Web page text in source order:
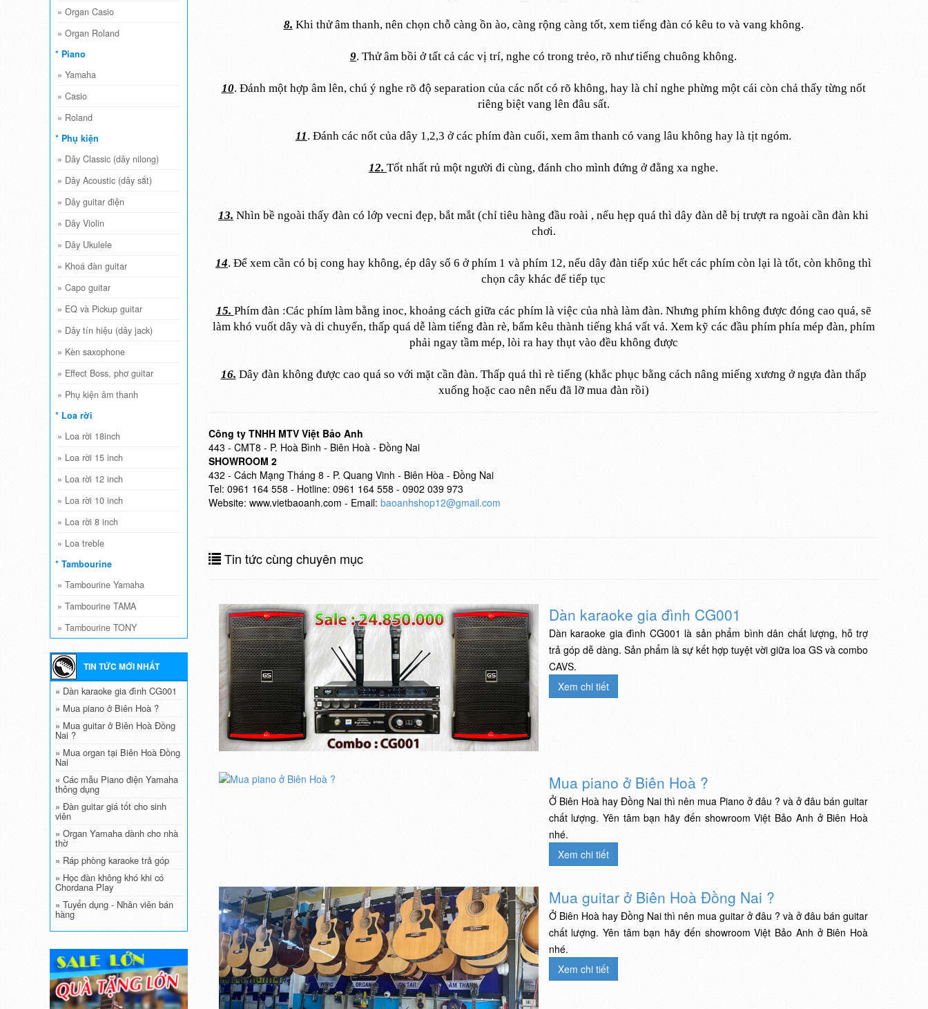
» Organ Casio
» Organ Roland
* Piano
» Yamaha
» Casio
» Roland
* Phụ kiện
» Dây Classic (dây nilong)
» Dây Acoustic (dây sắt)
» Dây guitar điện
» Dây Violin
» Dây Ukulele
» Khoá đàn guitar
» Capo guitar
» EQ và Pickup guitar
» Dây tín hiệu (dây jack)
» Kèn saxophone
» Effect Boss, phơ guitar
» Phụ kiện âm thanh
* Loa rời
» Loa rời 18inch
» Loa rời 15 inch
» Loa rời 12 inch
» Loa rời 10 inch
» Loa rời 8 inch
» Loa treble
* Tambourine
» Tambourine Yamaha
» Tambourine TAMA
» Tambourine TONY
TIN TỨC MỚI NHẤT
» Dàn karaoke gia đình CG001
» Mua piano ở Biên Hoà ?
» Mua guitar ở Biên Hoà Đồng
Nai ?
» Mua organ tại Biên Hoà Đồng
Nai
» Các mẫu Piano điện Yamaha
thông dụng
» Đàn guitar giá tốt cho sinh
viên
» Organ Yamaha dành cho nhà
thờ
» Ráp phòng karaoke trả góp
» Học đàn không khó khi có
Chordana Play
» Tuyển dụng - Nhân viên bán
hàng
8. Khi thử âm thanh, nên chọn chỗ càng ồn ào, càng rộng càng tốt, xem tiếng đàn có kêu to và vang không.
9. Thử âm bồi ở tất cả các vị trí, nghe có trong trẻo, rõ như tiếng chuông không.
10. Đánh một hợp âm lên, chú ý nghe rõ độ separation của các nốt có rõ không, hay là chỉ nghe phừng một cái còn chả thấy từng nốt
riêng biệt vang lên đâu sất.
11. Đánh các nốt của dây 1,2,3 ở các phím đàn cuối, xem âm thanh có vang lâu không hay là tịt ngóm.
12. Tốt nhất rủ một người đi cùng, đánh cho mình đứng ở đằng xa nghe.
13. Nhìn bề ngoài thấy đàn có lớp vecni đẹp, bắt mắt (chỉ tiêu hàng đầu roài , nếu hẹp quá thì dây đàn dễ bị trượt ra ngoài cần đàn khi
chơi.
14. Để xem cần có bị cong hay không, ép dây số 6 ở phím 1 và phím 12, nếu dây đàn tiếp xúc hết các phím còn lại là tốt, còn không thì
chọn cây khác để tiếp tục
15. Phím đàn :Các phím làm bằng inoc, khoảng cách giữa các phím là việc của nhà làm đàn. Nhưng phím không được đóng cao quá, sẽ
làm khó vuốt dây và di chuyển, thấp quá dễ làm tiếng đàn rè, bấm kêu thành tiếng khá vất vả. Xem kỹ các đầu phím phía mép đàn, phím
phải ngay tầm mép, lòi ra hay thụt vào đều không được
16. Dây đàn không được cao quá so với mặt cần đàn. Thấp quá thì rè tiếng (khắc phục bằng cách nâng miếng xương ở ngựa đàn thấp
xuống hoặc cao nên nếu đã lỡ mua đàn rồi)
Công ty TNHH MTV Việt Bảo Anh
443 - CMT8 - P. Hoà Bình - Biên Hoà - Đồng Nai
SHOWROOM 2
432 - Cách Mạng Tháng 8 - P. Quang Vinh - Biên Hòa - Đồng Nai
Tel: 0961 164 558 - Hotline: 0961 164 558 - 0902 039 973
Website: www.vietbaoanh.com - Email: baoanhshop12@gmail.com
Tin tức cùng chuyên mục
Dàn karaoke gia đình CG001
Dàn karaoke gia đình CG001 là sản phẩm bình dân chất lượng, hỗ trợ
trả góp dễ dàng. Sản phẩm là sự kết hợp tuyệt vời giữa loa GS và combo
CAVS.
Xem chi tiết
Mua piano ở Biên Hoà ?
Ở Biên Hoà hay Đồng Nai thì nên mua Piano ở đâu ? và ở đâu bán guitar
chất lượng. Yên tâm bạn hãy đến showroom Việt Bảo Anh ở Biên Hoà
nhé.
Xem chi tiết
Mua guitar ở Biên Hoà Đồng Nai ?
Ở Biên Hoà hay Đồng Nai thì nên mua guitar ở đâu ? và ở đâu bán guitar
chất lượng. Yên tâm bạn hãy đến showroom Việt Bảo Anh ở Biên Hoà
nhé.
Xem chi tiết